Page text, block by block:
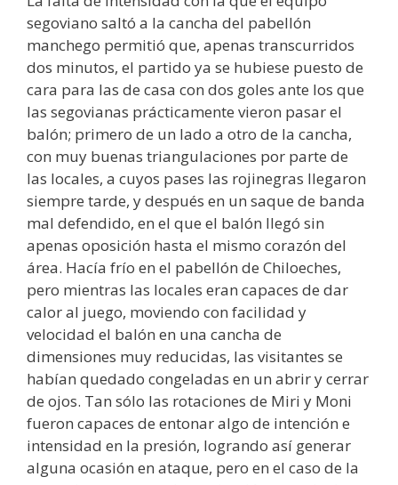
segoviano saltó a la cancha del pabellón
manchego permitió que, apenas transcurridos
dos minutos, el partido ya se hubiese puesto de
cara para las de casa con dos goles ante los que
las segovianas prácticamente vieron pasar el
balón; primero de un lado a otro de la cancha,
con muy buenas triangulaciones por parte de
las locales, a cuyos pases las rojinegras llegaron
siempre tarde, y después en un saque de banda
mal defendido, en el que el balón llegó sin
apenas oposición hasta el mismo corazón del
área. Hacía frío en el pabellón de Chiloeches,
pero mientras las locales eran capaces de dar
calor al juego, moviendo con facilidad y
velocidad el balón en una cancha de
dimensiones muy reducidas, las visitantes se
habían quedado congeladas en un abrir y cerrar
de ojos. Tan sólo las rotaciones de Miri y Moni
fueron capaces de entonar algo de intención e
intensidad en la presión, logrando así generar
alguna ocasión en ataque, pero en el caso de la